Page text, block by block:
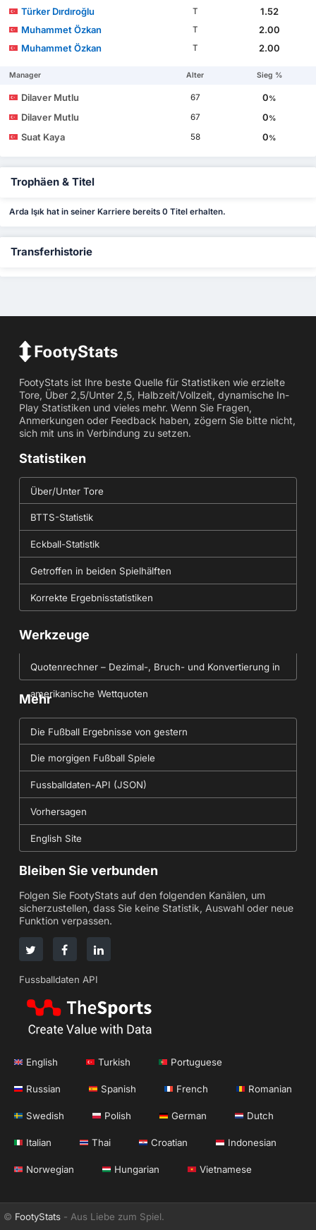
Türker Dırdıroğlu
T
1.52
Muhammet Özkan
T
2.00
Muhammet Özkan
T 2.00
Manager Alter Sieg %
Dilaver Mutlu 67 0%
Dilaver Mutlu 67 0%
Suat Kaya 58 0%
Trophäen & Titel
Arda Işık hat in seiner Karriere bereits 0 Titel erhalten.
Transferhistorie
FootyStats ist Ihre beste Quelle für Statistiken wie erzielte
Tore, Über 2,5/Unter 2,5, Halbzeit/Vollzeit, dynamische In-
Play Statistiken und vieles mehr. Wenn Sie Fragen,
Anmerkungen oder Feedback haben, zögern Sie bitte nicht,
sich mit uns in Verbindung zu setzen.
Statistiken
Über/Unter Tore
BTTS-Statistik
Eckball-Statistik
Getroffen in beiden Spielhälften
Korrekte Ergebnisstatistiken
Werkzeuge
Quotenrechner – Dezimal-, Bruch- und Konvertierung in
amerikanische Wettquoten
Mehr
Die Fußball Ergebnisse von gestern
Die morgigen Fußball Spiele
Fussballdaten-API (JSON)
Vorhersagen
English Site
Bleiben Sie verbunden
Folgen Sie FootyStats auf den folgenden Kanälen, um
sicherzustellen, dass Sie keine Statistik, Auswahl oder neue
Funktion verpassen.
Fussballdaten API
English Turkish Portuguese
Russian Spanish French Romanian
Swedish Polish German Dutch
Italian Thai Croatian Indonesian
Norwegian Hungarian Vietnamese
© FootyStats - Aus Liebe zum Spiel.